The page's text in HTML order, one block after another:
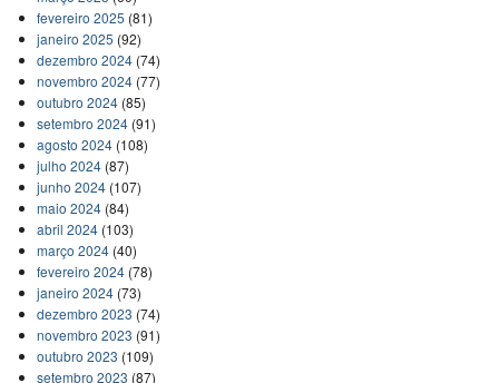
fevereiro 2025 (81)
janeiro 2025 (92)
dezembro 2024(74)
novembro 2024(77)
outubro 2024(85)
setembro 2024(91)
agosto 2024(108)
julho 2024(87)
junho 2024(107)
maio 2024(84)
abril 2024(103)
março 2024(40)
fevereiro 2024(78)
janeiro 2024(73)
dezembro 2023 (74)
novembro 2023 (91)
outubro 2023 (109)
setembro 2023 (87)